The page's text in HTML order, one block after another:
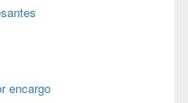
encargo